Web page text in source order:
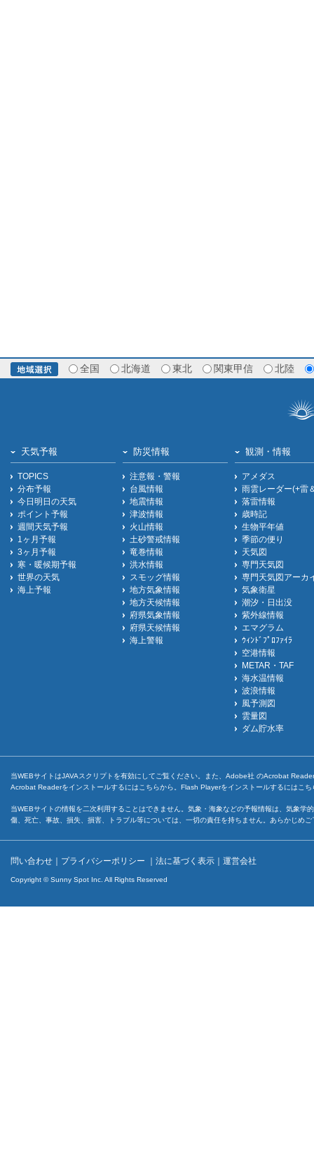
全国 北海道 東北 関東甲信 北陸
天気予報
TOPICS
分布予報
今日明日の天気
ポイント予報
週間天気予報
1ヶ月予報
3ヶ月予報
寒・暖候期予報
世界の天気
海上予報
防災情報
注意報・警報
台風情報
地震情報
津波情報
火山情報
土砂警戒情報
竜巻情報
洪水情報
スモッグ情報
地方気象情報
地方天候情報
府県気象情報
府県天候情報
海上警報
観測・情報
アメダス
雨雲レーダー(+雷
落雷情報
歳時記
生物平年値
季節の便り
天気図
専門天気図
専門天気図アーカ
気象衛星
潮汐・日出没
紫外線情報
エマグラム
ｳｨﾝﾄﾞﾌﾟﾛﾌｧｲﾗ
空港情報
METAR・TAF
海水温情報
波浪情報
風予測図
雲量図
ダム貯水率
当WEBサイトはJAVAスクリプトを有効にしてご覧ください。また、Adobe社 のAcrobat
Acrobat Readerをインストールするには こちらから。Flash Playerをインストールするには こち
当WEBサイトの情報を二次利用することはできません。気象・海象などの予報情報は、気象
傷、死亡、事故、損失、損害、トラブル等については、一切の責任を持ちません。あらかじめ
問い合わせ ｜ プライバシーポリシー ｜ 法に基づく表示 ｜ 運営会社
Copyright © Sunny Spot Inc. All Rights Reserved